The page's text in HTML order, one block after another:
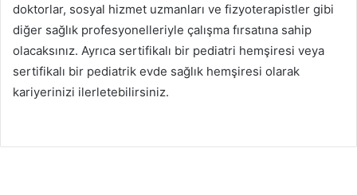
doktorlar, sosyal hizmet uzmanları ve fizyoterapistler gibi
diğer sağlık profesyonelleriyle çalışma fırsatına sahip
olacaksınız. Ayrıca sertifikalı bir pediatri hemşiresi veya
sertifikalı bir pediatrik evde sağlık hemşiresi olarak
kariyerinizi ilerletebilirsiniz.